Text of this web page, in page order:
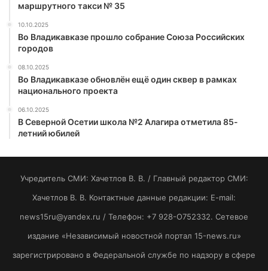
маршрутного такси № 35
10.10.2025
Во Владикавказе прошло собрание Союза Российских
городов
08.10.2025
Во Владикавказе обновлён ещё один сквер в рамках
национального проекта
06.10.2025
В Северной Осетии школа №2 Алагира отметила 85-
летний юбилей
Учредитель СМИ: Хaчeтлoв B. B. / Главный редактор СМИ:
Хaчeтлoв B. B. Контактные данные редакции: E-mail:
news15ru@yandex.ru / Телефон: +7 928-O752332. Сетевое
издание «Независимый новостной портал 15-news.ru»
зарегистрировано в Федеральной службе по надзору в сфере